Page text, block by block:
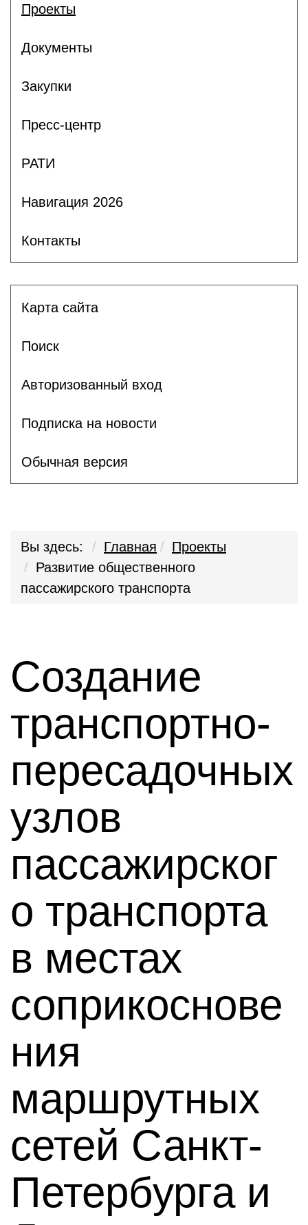
Проекты
Документы
Закупки
Пресс-центр
РАТИ
Навигация 2026
Контакты
Карта сайта
Поиск
Авторизованный вход
Подписка на новости
Обычная версия
Вы здесь: Главная
Проекты
Развитие общественного
пассажирского транспорта
Создание
транспортно-
пересадочных
узлов
пассажирског
о транспорта
в местах
соприкоснове
ния
маршрутных
сетей Санкт-
Петербурга и